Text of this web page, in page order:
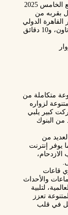
الخامس 2025
بقربه من
القاهرة الدولي
، و10 دقائق
متكاملة من
لزواره
كبير يلبي
من
البنوك
من
يوفر
إنترنت
قاعات
والأحداث
، لتلبية
تعزز
في قلب